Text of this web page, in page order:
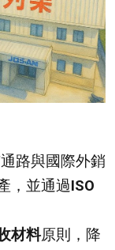
路與國際外銷
，並通過ISO
材料原則，降